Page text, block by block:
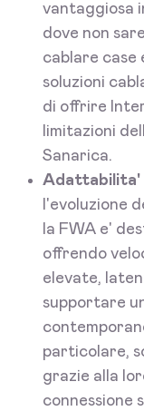
vantaggiosa
dove non
cablare case
soluzioni
di offrire
limitazioni
Sanarica.
Adattabilita'
l'evoluzione
la FWA e'
offrendo
elevate,
supportare
particolare,
grazie alla
connessione